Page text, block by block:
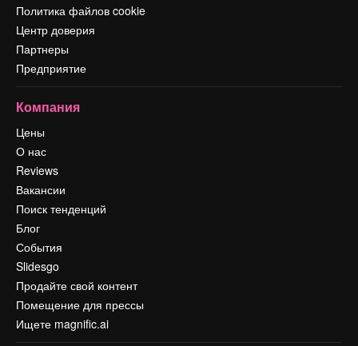
Политика файлов cookie
Центр доверия
Партнеры
Предприятие
Компания
Цены
О нас
Reviews
Вакансии
Поиск тенденций
Блог
События
Slidesgo
Продайте свой контент
Помещение для прессы
Ищете magnific.ai